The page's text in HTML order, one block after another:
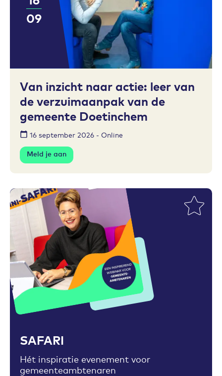
Toevoegen aan favorieten
09
Van inzicht naar actie: leer van
de verzuimaanpak van de
gemeente Doetinchem
16 september 2026 - Online
Meld je aan
Toevoegen aan favorieten
SAFARI
Hét inspiratie evenement voor
gemeenteambtenaren